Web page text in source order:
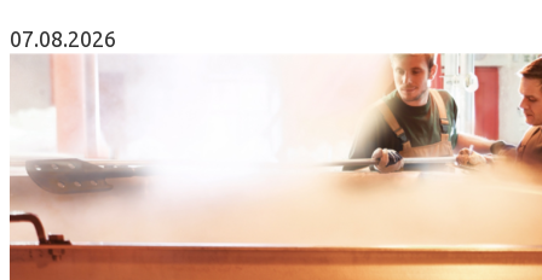
07.08.2026